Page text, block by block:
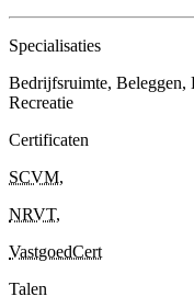
Specialisaties
Bedrijfsruimte,
Recreatie
Certificaten
SCVM,
NRVT,
VastgoedCert
Talen